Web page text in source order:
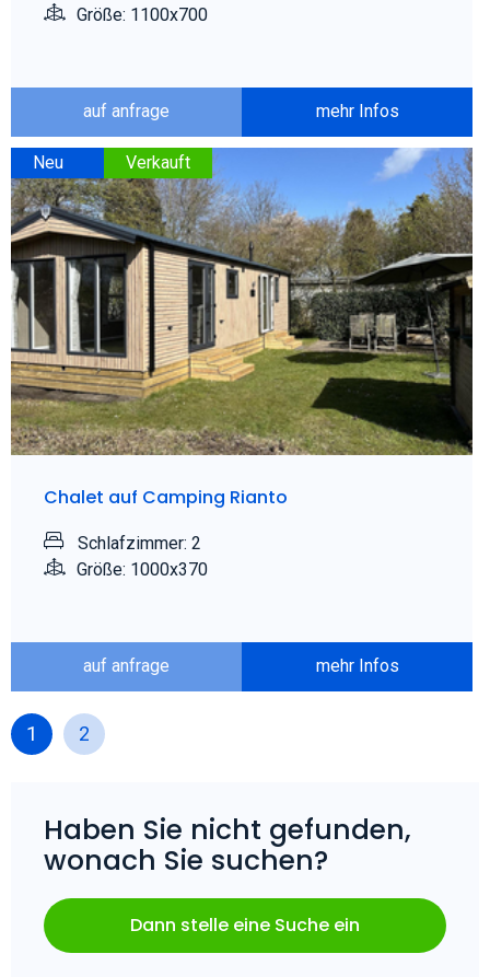
Größe: 1100x700
auf anfrage mehr Infos
Neu Verkauft
Chalet auf Camping Rianto
Schlafzimmer: 2
Größe: 1000x370
auf anfrage mehr Infos
1 2
Haben Sie nicht gefunden,
wonach Sie suchen?
Dann stelle eine Suche ein